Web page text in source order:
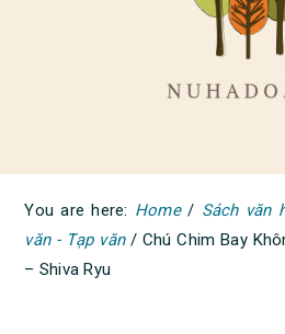
You are here: Home / Sách văn
văn - Tạp văn / Chú Chim Bay
– Shiva Ryu